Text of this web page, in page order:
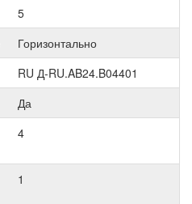
5
Горизонтально
RU Д-RU.AB24.B04401
Да
4
1